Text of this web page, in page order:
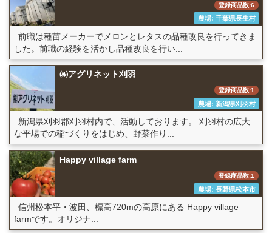
登録商品数:6
農場: 千葉県長生村
前職は種苗メーカーでメロンとレタスの品種改良を行ってきま
した。前職の経験を活かし品種改良を行い...
㈱アグリネット刈羽
登録商品数:1
農場: 新潟県刈羽村
新潟県刈羽郡刈羽村内で、活動しております。 刈羽村の広大
な平場での稲づくりをはじめ、野菜作り...
Happy village farm
登録商品数:1
農場: 長野県松本市
信州松本平・波田、標高720mの高原にある Happy village
farmです。オリジナ...